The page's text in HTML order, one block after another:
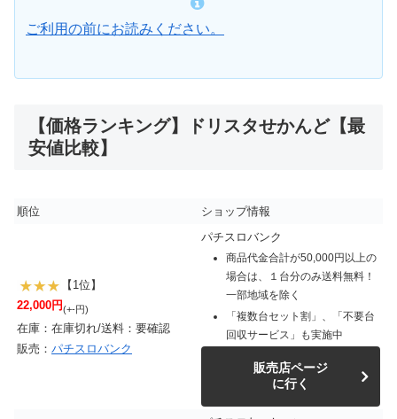
ご利用の前にお読みください。
【価格ランキング】ドリスタせかんど【最
安値比較】
順位 ショップ情報
【1位】
22,000円(+-円)
在庫：在庫切れ/送料：要確認
販売： パチスロバンク
パチスロバンク
商品代金合計が50,000円以上の
場合は、１台分のみ送料無料！
一部地域を除く
「複数台セット割」、「不要台
回収サービス」も実施中
販売店ページ
に行く